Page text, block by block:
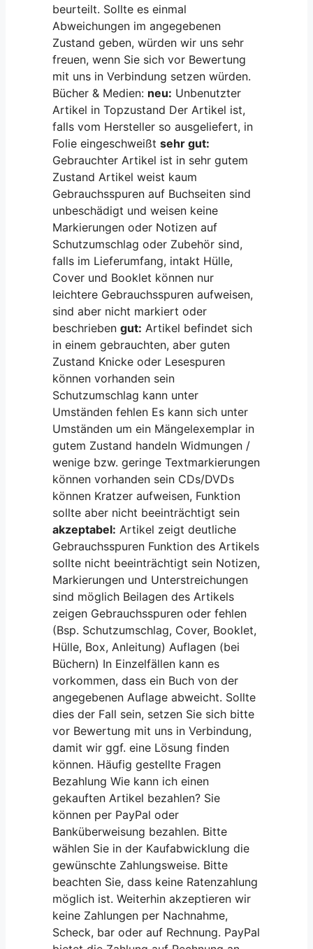
beurteilt. Sollte es einmal
Abweichungen im angegebenen
Zustand geben, würden wir uns sehr
freuen, wenn Sie sich vor Bewertung
mit uns in Verbindung setzen würden.
Bücher & Medien: neu: Unbenutzter
Artikel in Topzustand Der Artikel ist,
falls vom Hersteller so ausgeliefert, in
Folie eingeschweißtsehr gut:
Gebrauchter Artikel ist in sehr gutem
Zustand Artikel weist kaum
Gebrauchsspuren auf Buchseiten sind
unbeschädigt und weisen keine
Markierungen oder Notizen auf
Schutzumschlag oder Zubehör sind,
falls im Lieferumfang, intakt Hülle,
Cover und Booklet können nur
leichtere Gebrauchsspuren aufweisen,
sind aber nicht markiert oder
beschriebengut: Artikel befindet sich
in einem gebrauchten, aber guten
Zustand Knicke oder Lesespuren
können vorhanden sein
Schutzumschlag kann unter
Umständen fehlen Es kann sich unter
Umständen um ein Mängelexemplar in
gutem Zustand handeln Widmungen /
wenige bzw. geringe Textmarkierungen
können vorhanden sein CDs/DVDs
können Kratzer aufweisen, Funktion
sollte aber nicht beeinträchtigt sein
akzeptabel: Artikel zeigt deutliche
Gebrauchsspuren Funktion des Artikels
sollte nicht beeinträchtigt sein Notizen,
Markierungen und Unterstreichungen
sind möglich Beilagen des Artikels
zeigen Gebrauchsspuren oder fehlen
(Bsp. Schutzumschlag, Cover, Booklet,
Hülle, Box, Anleitung) Auflagen (bei
Büchern) In Einzelfällen kann es
vorkommen, dass ein Buch von der
angegebenen Auflage abweicht. Sollte
dies der Fall sein, setzen Sie sich bitte
vor Bewertung mit uns in Verbindung,
damit wir ggf. eine Lösung finden
können. Häufig gestellte Fragen
Bezahlung Wie kann ich einen
gekauften Artikel bezahlen? Sie
können per PayPal oder
Banküberweisung bezahlen. Bitte
wählen Sie in der Kaufabwicklung die
gewünschte Zahlungsweise. Bitte
beachten Sie, dass keine Ratenzahlung
möglich ist. Weiterhin akzeptieren wir
keine Zahlungen per Nachnahme,
Scheck, bar oder auf Rechnung. PayPal